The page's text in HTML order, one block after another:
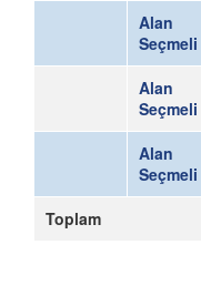
Alan
Seçmeli
Alan
Seçmeli
Alan
Seçmeli
Toplam